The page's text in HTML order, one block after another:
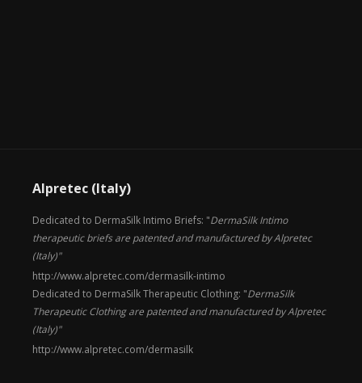
Alpretec (Italy)
Dedicated to DermaSilk Intimo Briefs: "DermaSilk Intimo
therapeutic briefs are patented and manufactured by Alpretec
(Italy)"
http://www.alpretec.com/dermasilk-intimo
Dedicated to DermaSilk Therapeutic Clothing: "DermaSilk
Therapeutic Clothing are patented and manufactured by Alpretec
(Italy)"
http://www.alpretec.com/dermasilk